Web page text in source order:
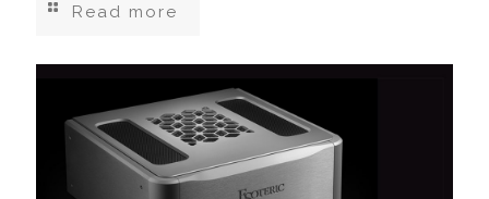
Read more